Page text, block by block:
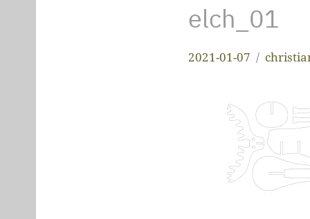
elch_01
2021-01-07